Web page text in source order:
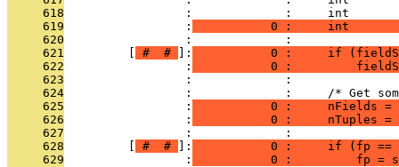
     618
:             :     int
     619
                 :
0 :     int
     620
                 :             :
     621
# # ]:
0 :     if
     622
                 :
0 :
     623
                 :             :
     624
:             :     /* Get
     625
                 :
0 :     nFields =
     626
                 :
0 :     nTuples =
     627
                 :             :
     628
# # ]:
0 :     if (fp ==
     629
                 :
0 :         fp =